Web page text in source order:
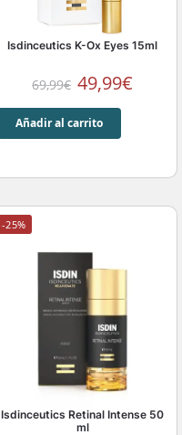
Isdinceutics K-Ox Eyes 15ml
69,99€ 49,99€
Añadir al carrito
-25%
Isdinceutics Retinal Intense 50
ml